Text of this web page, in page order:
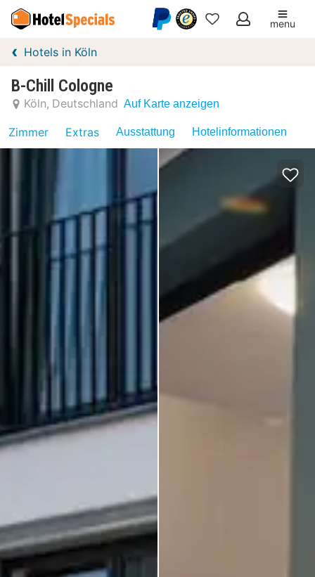
Meine
menu
Hotels in Köln
B-Chill Cologne
Köln Deutschland Auf Karte anzeigen
Zimmer Extras Ausstattung Hotelinformationen